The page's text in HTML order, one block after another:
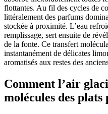
flottantes. Au fil des cycles de
littéralement des parfums
stockée à proximité. L’eau
remplissage, sert ensuite de
de la fonte. Ce transfert
instantanément de délicates
aromatisés aux restes des
Comment l’air
molécules des plats